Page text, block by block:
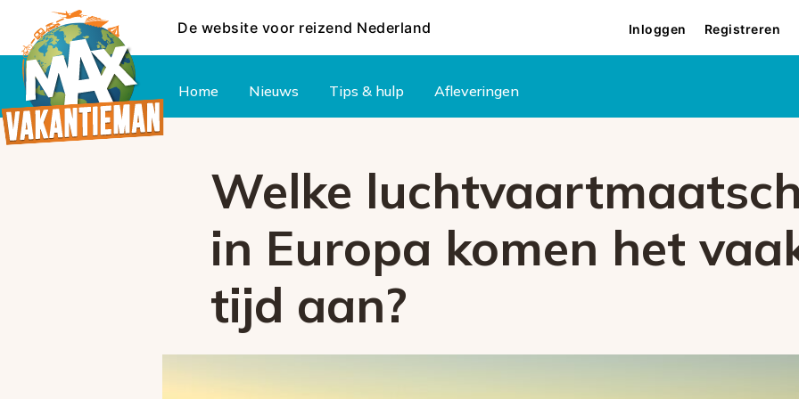
De website voor reizend Nederland Inloggen Registreren
Home Nieuws Tips & hulp Afleveringen
Welke
in Europa komen het
tijd aan?